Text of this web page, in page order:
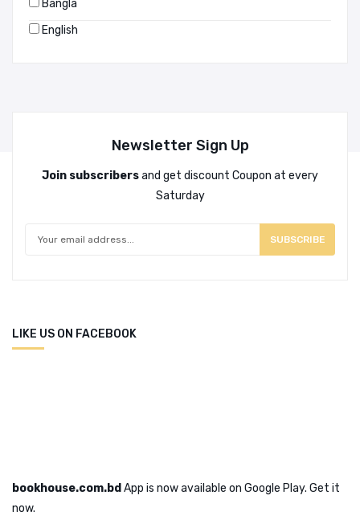
Bangla
English
Newsletter Sign Up
Join subscribersand get discount Coupon at every
Saturday
SUBSCRIBE
LIKE US ON FACEBOOK
bookhouse.com.bd App is now available on Google Play. Get it
now.